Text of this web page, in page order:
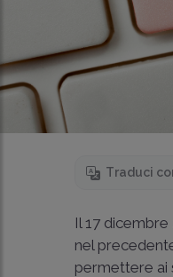
Traduci
Il 17
nel
permettere ai